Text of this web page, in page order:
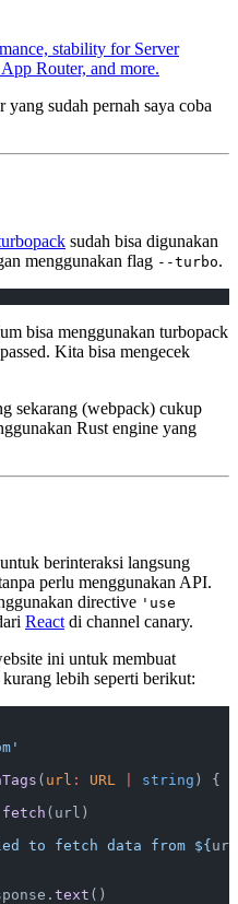
stability for Server
Router, and more.
yang sudah pernah saya coba
sudah bisa digunakan
menggunakan flag --turbo.
bisa menggunakan turbopack
Kita bisa mengecek
sekarang (webpack) cukup
Rust engine yang
berinteraksi langsung
perlu menggunakan API.
directive 'use
Reactdi channel canary.
ini untuk membuat
lebih seperti berikut:
( url : URL string ) {
fetch (url)
to fetch data from ${ url
text ()